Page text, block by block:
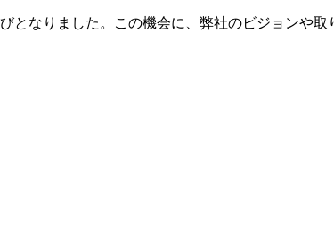
となりました。この機会に、弊社のビジョンや